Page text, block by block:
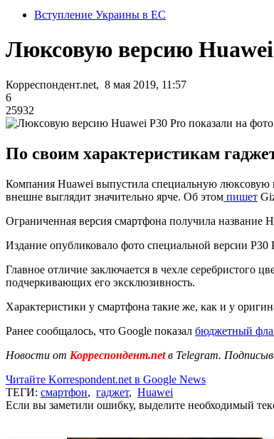
Вступление Украины в ЕС
Люксовую версию
Корреспондент.net, 8 мая 2019, 11:57
6
25932
По своим характеристикам
Компания Huawei выпустила специальную люксовую
внешне выглядит значительно ярче. Об этом пишет
Ограниченная версия смартфона получила название
Издание опубликовало фото специальной версии P30
Главное отличие заключается в чехле серебристого
подчеркивающих его эксклюзивность.
Характеристики у смартфона такие же, как и у
Ранее сообщалось, что Google показал бюджетный
Новости от Корреспондент.netв Telegram.
Читайте Korrespondent.net в Google News
ТЕГИ: смартфон, гаджет, Huawei
Если вы заметили ошибку, выделите необходимый